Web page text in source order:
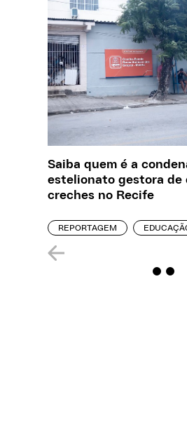
Saiba quem é a
estelionato gestora de
creches no Recife
REPORTAGEM